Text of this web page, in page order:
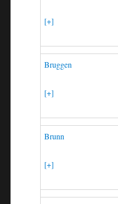
[+]
Bruggen
[+]
Brunn
[+]